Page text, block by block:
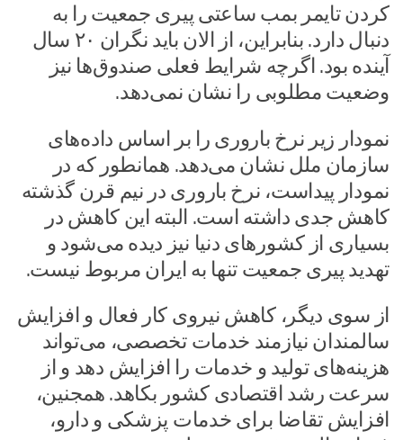
کردن تایمر بمب ساعتی پیری جمعیت را به
دنبال دارد. بنابراین، از الان باید نگران ۲۰ سال
آینده بود. اگرچه شرایط فعلی صندوق‌ها نیز
وضعیت مطلوبی را نشان نمی‌دهد.
نمودار زیر نرخ باروری را بر اساس داده‌های
سازمان ملل نشان می‌دهد. همانطور که در
نمودار پیداست، نرخ باروری در نیم قرن گذشته
کاهش جدی داشته است. البته این کاهش در
بسیاری از کشورهای دنیا نیز دیده می‌شود و
تهدید پیری جمعیت تنها به ایران مربوط نیست.
از سوی دیگر، کاهش نیروی کار فعال و افزایش
سالمندان نیازمند خدمات تخصصی، می‌تواند
هزینه‌های تولید و خدمات را افزایش دهد و از
سرعت رشد اقتصادی کشور بکاهد. همجنین،
افزایش تقاضا برای خدمات پزشکی و دارو،